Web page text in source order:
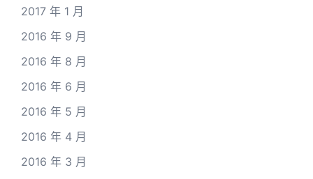
2017 年 1 月
2016 年 9 月
2016 年 8 月
2016 年 6 月
2016 年 5 月
2016 年 4 月
2016 年 3 月